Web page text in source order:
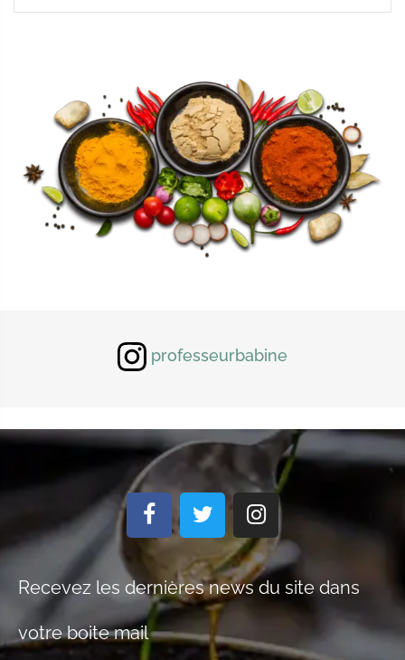
professeurbabine
Recevez les dernières news du site dans
votre boite mail